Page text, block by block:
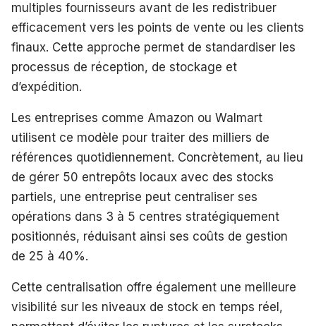
multiples fournisseurs avant de les redistribuer
efficacement vers les points de vente ou les clients
finaux. Cette approche permet de standardiser les
processus de réception, de stockage et
d’expédition.
Les entreprises comme Amazon ou Walmart
utilisent ce modèle pour traiter des milliers de
références quotidiennement. Concrètement, au lieu
de gérer 50 entrepôts locaux avec des stocks
partiels, une entreprise peut centraliser ses
opérations dans 3 à 5 centres stratégiquement
positionnés, réduisant ainsi ses coûts de gestion
de 25 à 40%.
Cette centralisation offre également une meilleure
visibilité sur les niveaux de stock en temps réel,